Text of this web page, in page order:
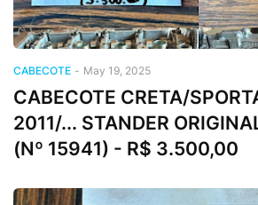
CABECOTE - May 19, 2025
CABECOTE CRETA/
2011/... STANDER
(Nº 15941) - R$ 3.500,00